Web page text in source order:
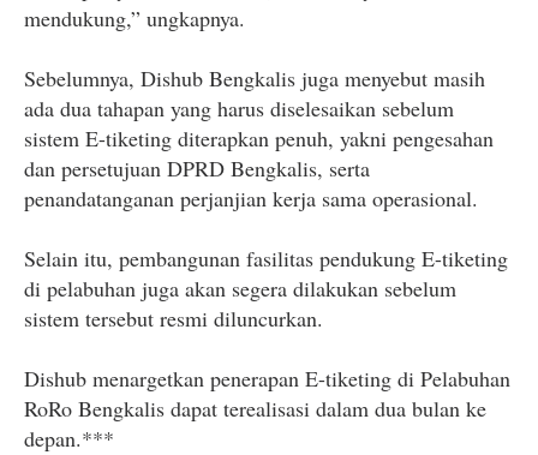
mendukung,” ungkapnya.
Sebelumnya, Dishub Bengkalis juga menyebut masih
ada dua tahapan yang harus diselesaikan sebelum
sistem E-tiketing diterapkan penuh, yakni pengesahan
dan persetujuan DPRD Bengkalis, serta
penandatanganan perjanjian kerja sama operasional.
Selain itu, pembangunan fasilitas pendukung E-tiketing
di pelabuhan juga akan segera dilakukan sebelum
sistem tersebut resmi diluncurkan.
Dishub menargetkan penerapan E-tiketing di Pelabuhan
RoRo Bengkalis dapat terealisasi dalam dua bulan ke
depan.***